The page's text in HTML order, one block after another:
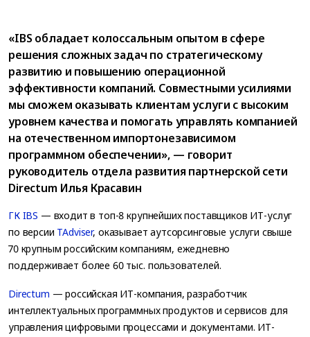
«IBS обладает колоссальным опытом в сфере
решения сложных задач по стратегическому
развитию и повышению операционной
эффективности компаний. Совместными усилиями
мы сможем оказывать клиентам услуги с высоким
уровнем качества и помогать управлять компанией
на отечественном импортонезависимом
программном обеспечении», — говорит
руководитель отдела развития партнерской сети
Directum Илья Красавин
ГК IBS — входит в топ-8 крупнейших поставщиков ИТ-услуг
по версии TAdviser, оказывает аутсорсинговые услуги свыше
70 крупным российским компаниям, ежедневно
поддерживает более 60 тыс. пользователей.
Directum — российская ИТ-компания, разработчик
интеллектуальных программных продуктов и сервисов для
управления цифровыми процессами и документами. ИТ-